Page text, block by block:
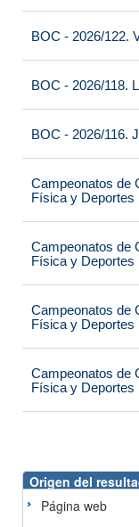
BOC - 2026/122.
BOC - 2026/118.
BOC - 2026/116.
Campeonatos de
Física y Deportes
Campeonatos de
Física y Deportes
Campeonatos de
Física y Deportes
Campeonatos de
Física y Deportes
Origen del
Página web